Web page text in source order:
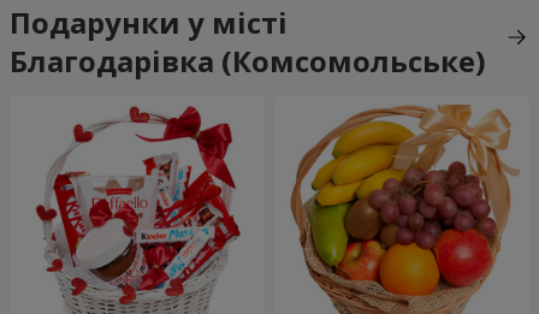
Подарунки у місті
Благодарівка (Комсомольське)